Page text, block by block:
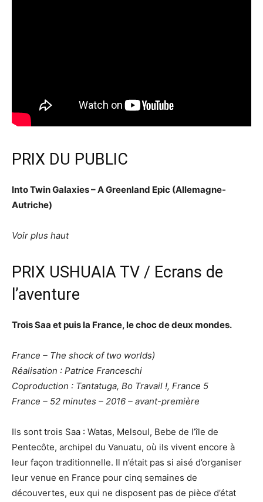
PRIX DU PUBLIC
Into Twin Galaxies – A Greenland Epic (Allemagne-
Autriche)
Voir plus haut
PRIX USHUAIA TV / Ecrans de
l’aventure
Trois Saa et puis la France, le choc de deux mondes.
France – The shock of two worlds)
Réalisation : Patrice Franceschi
Coproduction : Tantatuga, Bo Travail !, France 5
France – 52 minutes – 2016 – avant-première
Ils sont trois Saa : Watas, Melsoul, Bebe de l’île de
Pentecôte, archipel du Vanuatu, où ils vivent encore à
leur façon traditionnelle. Il n’était pas si aisé d’organiser
leur venue en France pour cinq semaines de
découvertes, eux qui ne disposent pas de pièce d’état